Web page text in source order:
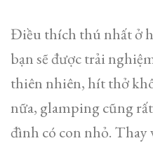
Điều thích thú nhất ở
bạn sẽ được trải
thiên nhiên, hít thở
nữa, glamping cũng
đình có con nhỏ. Thay